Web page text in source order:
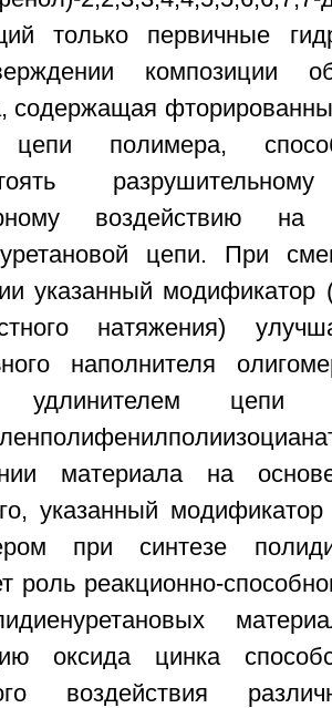
только первичные
композиции
содержащая
цепи полимера,
воздействию на
цепи. При
указанный модификатор
натяжения)
наполнителя
удлинителем
материала на
указанный
при синтезе
роль реакционно-
оксида цинка
воздействия